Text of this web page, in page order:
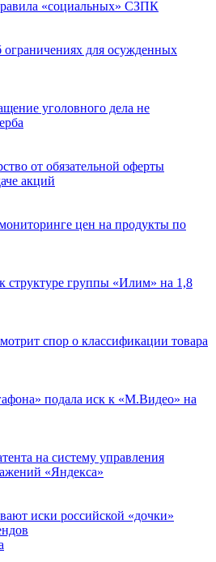
«социальных» СЗПК
для осужденных
уголовного дела не
от обязательной оферты
акций
цен на продукты по
структуре группы «Илим» на 1,8
спор о классификации товара
подала иск к «М.Видео» на
на систему управления
«Яндекса»
иски российской «дочки»